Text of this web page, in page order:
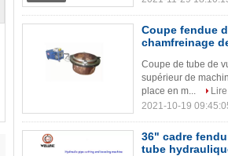
Coupe fendue
chamfreinage
Coupe de tube de
supérieur de
place en m...
2021-10-19
36" cadre
tube